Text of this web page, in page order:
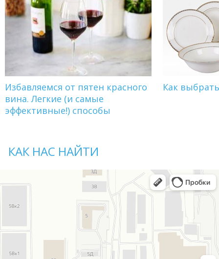
Избавляемся от пятен красного
вина. Легкие (и самые
эффективные!) способы
Как
КАК НАС НАЙТИ